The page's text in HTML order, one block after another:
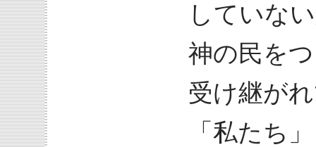
していな
神の民を
受け継が
「私たち